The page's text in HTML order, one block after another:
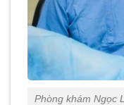
Phòng khám Ngọc